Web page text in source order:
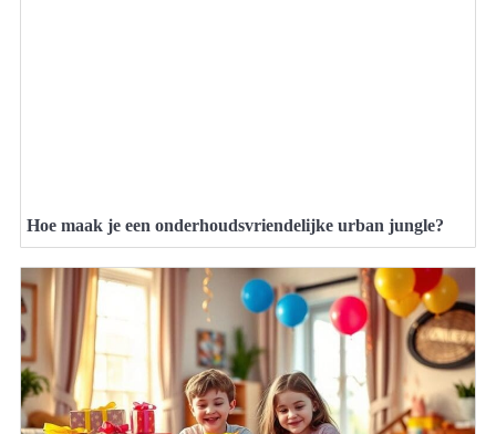
Hoe maak je een onderhoudsvriendelijke urban jungle?